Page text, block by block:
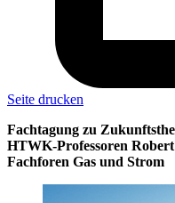
Seite drucken
Fachtagung zu
HTWK-Professoren
Fachforen Gas und Strom